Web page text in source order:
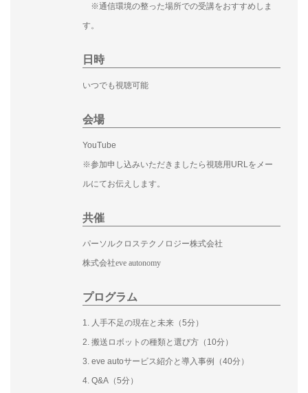
※通信環境の整った場所での受講をおすすめしま
す。
日時
いつでも視聴可能
会場
YouTube
※参加申し込みいただきましたら視聴用URLをメー
ルにてお伝えします。
共催
パーソルクロステクノロジー株式会社
株式会社eve autonomy
プログラム
1. 人手不足の現在と未来（5分）
2. 搬送ロボットの種類と選び方（10分）
3. eve autoサービス紹介と導入事例（40分）
4. Q&A（5分）